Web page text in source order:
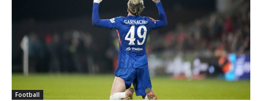
Football